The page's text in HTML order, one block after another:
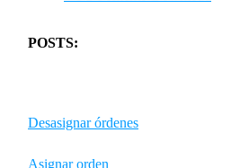
POSTS:
Desasignar órdenes
Asignar orden